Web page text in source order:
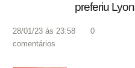
preferiu Lyon
28/01/23 às 23:58
0
comentários